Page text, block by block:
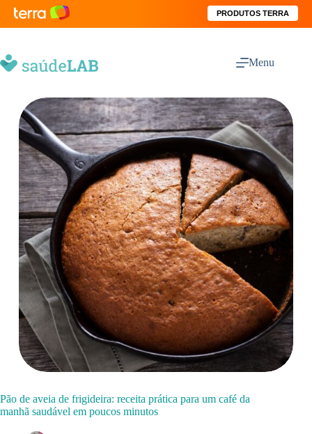
PRODUTOS TERRA
Menu
Pão de aveia de frigideira: receita prática para um café da
manhã saudável em poucos minutos